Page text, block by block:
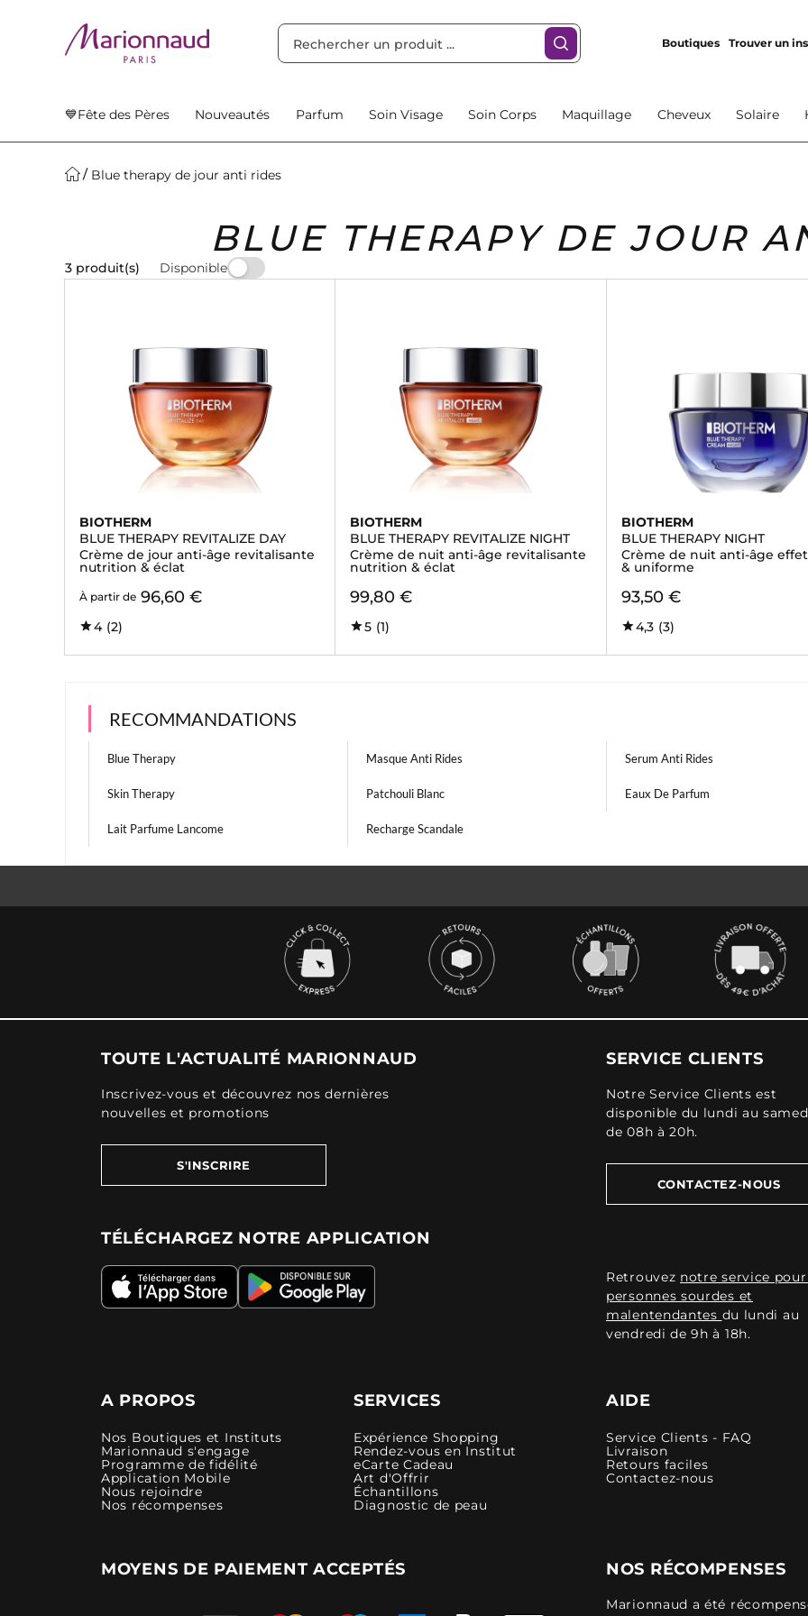
Boutiques Trouver un
💙Fête des Pères Nouveautés Parfum Soin Visage Soin Corps Maquillage Cheveux Solaire
Blue therapy de jour anti rides
BLUE THERAPY DE JOUR
3 produit(s) Disponible
BIOTHERM
BLUE THERAPY REVITALIZE DAY
Crème de jour anti-âge revitalisante
nutrition & éclat
À partir de 96,60 €
4 (2)
BIOTHERM
BLUE THERAPY REVITALIZE NIGHT
Crème de nuit anti-âge revitalisante
nutrition & éclat
99,80 €
5 (1)
BIOTHERM
BLUE THERAPY NIGHT
Crème de nuit anti-âge
& uniforme
93,50 €
4,3 (3)
RECOMMANDATIONS
Blue Therapy Masque Anti Rides Serum Anti Rides
Skin Therapy Patchouli Blanc Eaux De Parfum
Lait Parfume Lancome Recharge Scandale
TOUTE L'ACTUALITÉ MARIONNAUD
Inscrivez-vous et découvrez nos dernières
nouvelles et promotions
S'INSCRIRE
TÉLÉCHARGEZ NOTRE APPLICATION
SERVICE CLIENTS
Notre Service Clients est
disponible du lundi au
de 08h à 20h.
CONTACTEZ-NOUS
Retrouvez notre service
personnes sourdes et
malentendantes du lundi au
vendredi de 9h à 18h.
A PROPOS
Nos Boutiques et Instituts
Marionnaud s'engage
Programme de fidélité
Application Mobile
Nous rejoindre
Nos récompenses
SERVICES
Expérience Shopping
Rendez-vous en Institut
eCarte Cadeau
Art d'Offrir
Échantillons
Diagnostic de peau
AIDE
Service Clients - FAQ
Livraison
Retours faciles
Contactez-nous
MOYENS DE PAIEMENT ACCEPTÉS NOS RÉCOMPENSES
Marionnaud a été